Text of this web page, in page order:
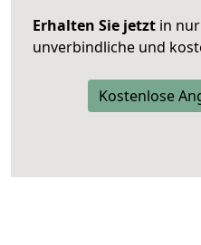
Erhalten Sie jetzt in
unverbindliche und
Kostenlose